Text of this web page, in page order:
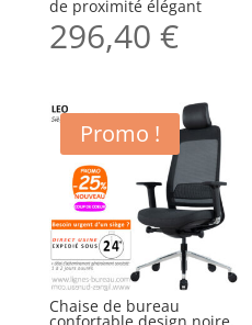
de proximité élégant
296,40 €
Promo !
Chaise de bureau